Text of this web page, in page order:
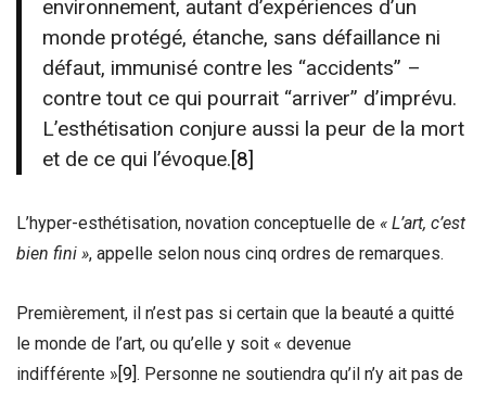
environnement, autant d’expériences d’un
monde protégé, étanche, sans défaillance ni
défaut, immunisé contre les ‘‘accidents’’ –
contre tout ce qui pourrait ‘‘arriver’’ d’imprévu.
L’esthétisation conjure aussi la peur de la mort
et de ce qui l’évoque.[8]
L’hyper-esthétisation, novation conceptuelle de « L’art, c’est
bien fini », appelle selon nous cinq ordres de remarques.
Premièrement, il n’est pas si certain que la beauté a quitté
le monde de l’art, ou qu’elle y soit « devenue
indifférente » [9] . Personne ne soutiendra qu’il n’y ait pas de